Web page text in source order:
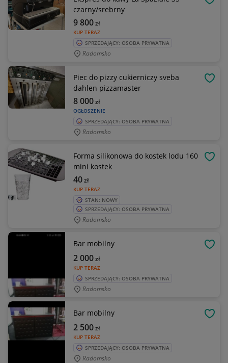
czarny/srebrny
KUP TERAZ
9 800zł
SPRZEDAJĄCY: OSOBA PRYWATNA
Radomsko
Piec do pizzy cukierniczy sveba
dahlen pizzamaster
OGŁOSZENIE
8 000zł
SPRZEDAJĄCY: OSOBA PRYWATNA
Radomsko
Forma silikonowa do kostek lodu 160
mini kostek
KUP TERAZ
40zł
STAN: NOWY
SPRZEDAJĄCY: OSOBA PRYWATNA
Radomsko
Bar mobilny
KUP TERAZ
2 000zł
SPRZEDAJĄCY: OSOBA PRYWATNA
Radomsko
Bar mobilny
KUP TERAZ
2 500zł
SPRZEDAJĄCY: OSOBA PRYWATNA
Radomsko